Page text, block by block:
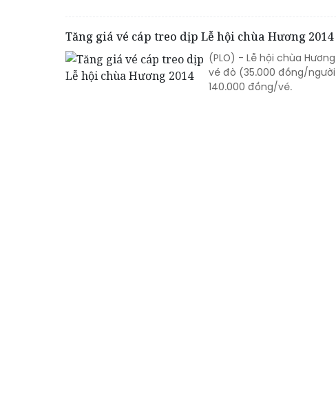
Tăng giá vé cáp treo dịp Lễ hội chùa Hương 2014
(PLO) - Lễ hội chùa
vé đò (35.000 đồng/
140.000 đồng/vé.